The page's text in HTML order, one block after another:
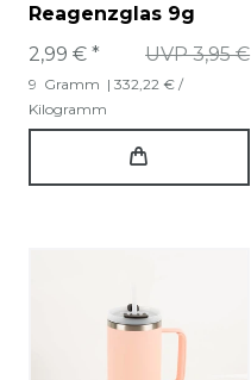
Reagenzglas 9g
UVP 3,95 €
2,99 € *
9 Gramm | 332,22 € /
Kilogramm